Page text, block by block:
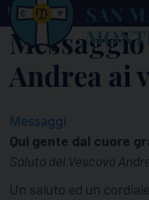
MENU
Andrea ai
Messaggi
Qui gente dal cuore
Saluto del Vescovo
Un saluto ed un